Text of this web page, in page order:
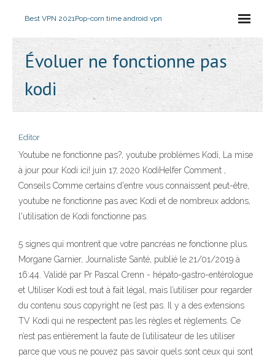
Best VPN 2021Pop-corn time android vpn
Évoluer ne fonctionne pas
kodi
Editor
Youtube ne fonctionne pas?, youtube problèmes Kodi, La mise
à jour pour Kodi ici! juin 17, 2020 KodiHelfer Comment ,
Conseils Comme certains d'entre vous connaissent peut-être,
youtube ne fonctionne pas avec Kodi et de nombreux addons,
l'utilisation de Kodi fonctionne pas.
5 signes qui montrent que votre pancréas ne fonctionne plus.
Morgane Garnier, Journaliste Santé, publié le 21/01/2019 à
16:44. Validé par Pr Pascal Crenn - hépato-gastro-entérologue
et Utiliser Kodi est tout à fait légal, mais l’utiliser pour regarder
du contenu sous copyright ne l’est pas. Il y a des extensions
TV Kodi qui ne respectent pas les règles et règlements. Ce
n’est pas entièrement la faute de l’utilisateur de les utiliser
parce que vous ne pouvez pas savoir quels sont ceux qui sont